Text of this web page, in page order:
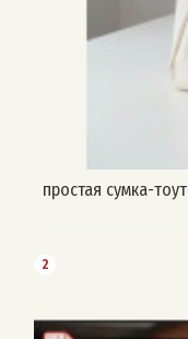
простая сумка-тоут
2